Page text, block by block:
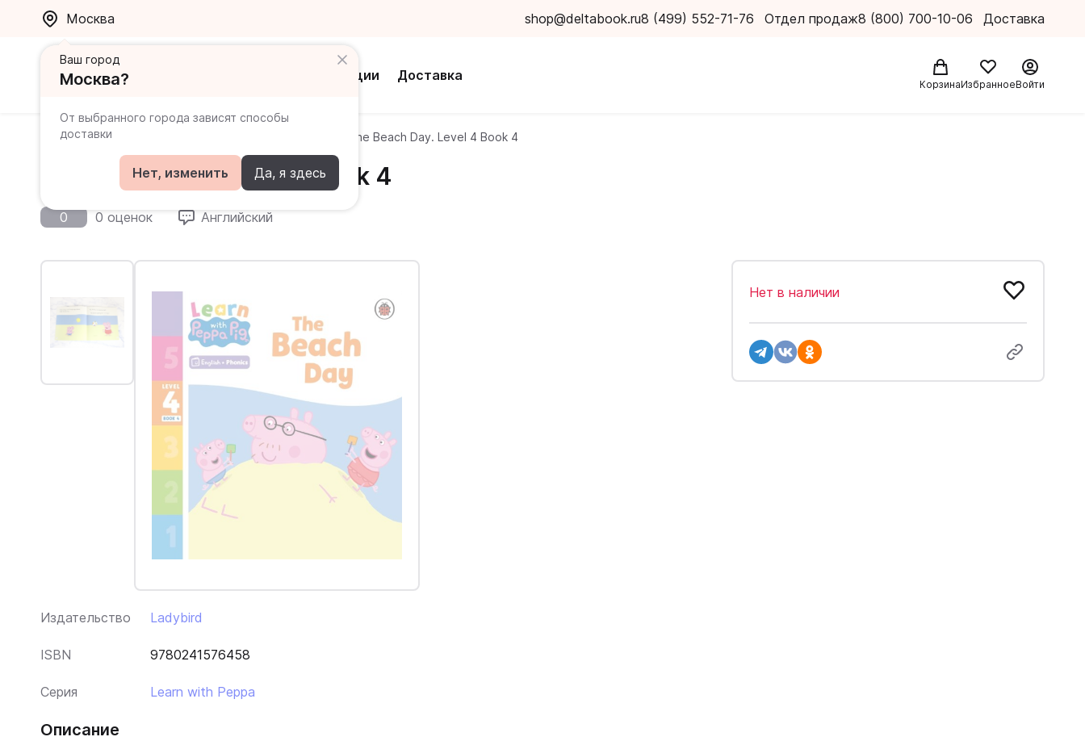
Москва shop@deltabook.ru8 (499) 552-71-76 Отдел продаж8 (800) 700-10-06 Доставка
Акции Доставка
КорзинаИзбранноеВойти
Ваш город
Москва?
От выбранного города зависят способы
доставки
Нет, изменить Да, я здесь
Главная Каталог The Beach Day. Level 4 Book 4
The Beach Day. Level 4 Book 4
0 0 оценок Английский
Издательство Ladybird
ISBN 9780241576458
Серия Learn with Peppa
Нет в наличии
Описание